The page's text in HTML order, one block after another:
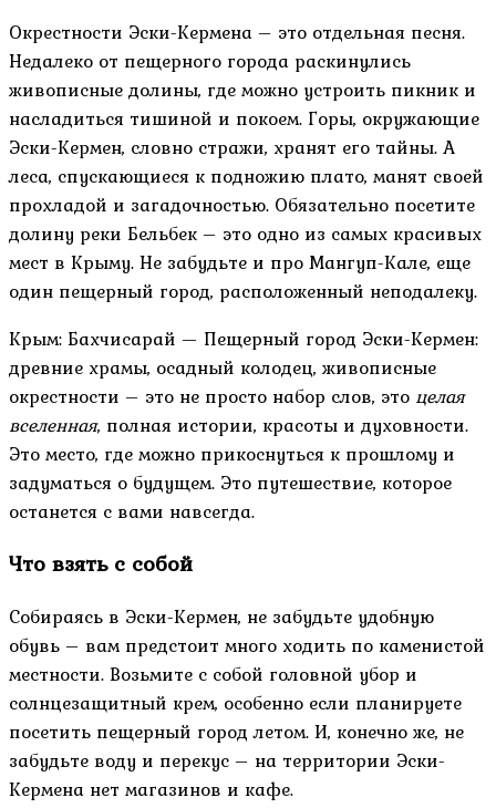
Окрестности Эски-Кермена – это отдельная песня.
Недалеко от пещерного города раскинулись
живописные долины, где можно устроить пикник и
насладиться тишиной и покоем. Горы, окружающие
Эски-Кермен, словно стражи, хранят его тайны. А
леса, спускающиеся к подножию плато, манят своей
прохладой и загадочностью. Обязательно посетите
долину реки Бельбек – это одно из самых красивых
мест в Крыму. Не забудьте и про Мангуп-Кале, еще
один пещерный город, расположенный неподалеку.
Крым: Бахчисарай — Пещерный город Эски-Кермен:
древние храмы, осадный колодец, живописные
окрестности – это не просто набор слов, это целая
вселенная, полная истории, красоты и духовности.
Это место, где можно прикоснуться к прошлому и
задуматься о будущем. Это путешествие, которое
останется с вами навсегда.
Что взять с собой
Собираясь в Эски-Кермен, не забудьте удобную
обувь – вам предстоит много ходить по каменистой
местности. Возьмите с собой головной убор и
солнцезащитный крем, особенно если планируете
посетить пещерный город летом. И, конечно же, не
забудьте воду и перекус – на территории Эски-
Кермена нет магазинов и кафе.